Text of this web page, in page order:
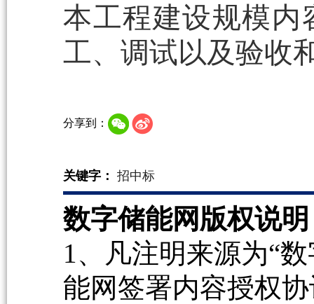
本工程建设规模内
工、调试以及验收
分享到：
关键字： 招中标
数字储能网版权说
1、凡注明来源为“
能网签署内容授权